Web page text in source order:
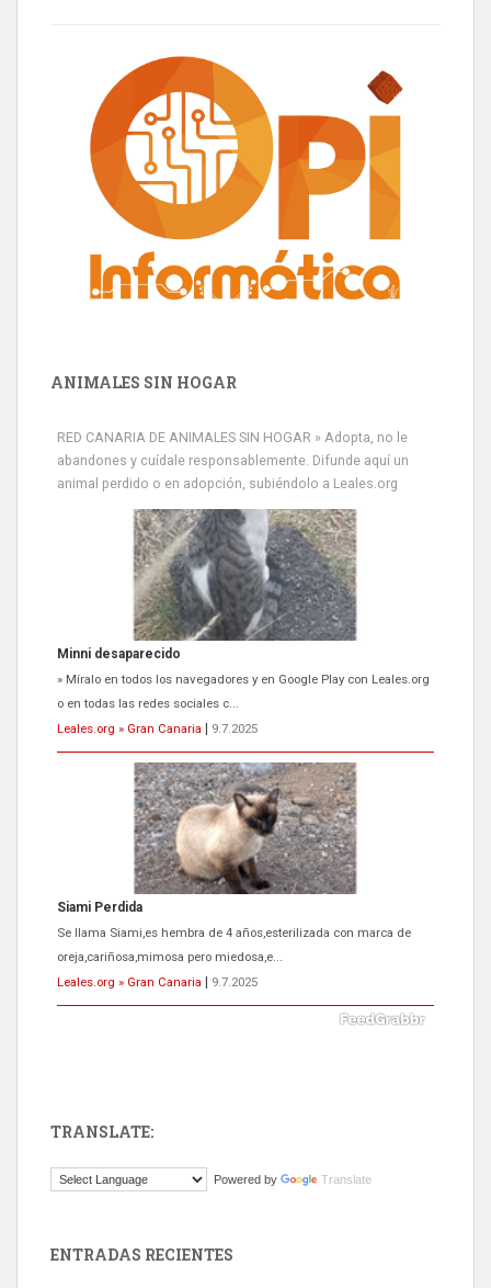
ANIMALES SIN HOGAR
RED CANARIA DE ANIMALES SIN HOGAR » Adopta, no le
abandones y cuídale responsablemente. Difunde aquí un
animal perdido o en adopción, subiéndolo a Leales.org
Minni desaparecido
» Míralo en todos los navegadores y en Google Play con Leales.org
o en todas las redes sociales c...
Leales.org » Gran Canaria
9.7.2025
Siami Perdida
Se llama Siami,es hembra de 4 años,esterilizada con marca de
oreja,cariñosa,mimosa pero miedosa,e...
Leales.org » Gran Canaria
9.7.2025
El ayuntamiento se va a llevar a Los Gatos callejeros de la zona los
TRANSLATE:
Powered by Translate
ENTRADAS RECIENTES